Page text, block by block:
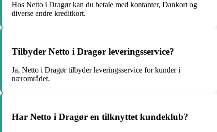
Hos Netto i Dragør kan du betale med kontanter, Dankort og
diverse andre kreditkort.
Tilbyder Netto i Dragør leveringsservice?
Ja, Netto i Dragør tilbyder leveringsservice for kunder i
nærområdet.
Har Netto i Dragør en tilknyttet kundeklub?